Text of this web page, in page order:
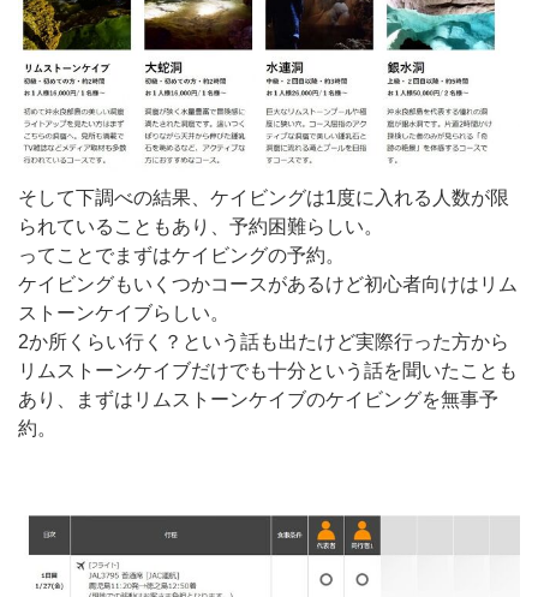
そして下調べの結果、ケイビングは1度に入れる人数が限
られていることもあり、予約困難らしい。
ってことでまずはケイビングの予約。
ケイビングもいくつかコースがあるけど初心者向けはリム
ストーンケイブらしい。
2か所くらい行く？という話も出たけど実際行った方から
リムストーンケイブだけでも十分という話を聞いたことも
あり、まずはリムストーンケイブのケイビングを無事予
約。